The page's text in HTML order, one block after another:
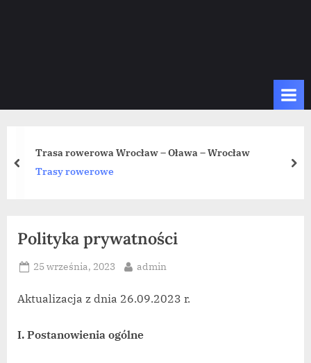
Trasa rowerowa Wrocław – Oława – Wrocław
Trasy rowerowe
prev
Polityka prywatności
Posted
25 września, 2023 By
admin
Aktualizacja z dnia 26.09.2023 r.
I. Postanowienia ogólne